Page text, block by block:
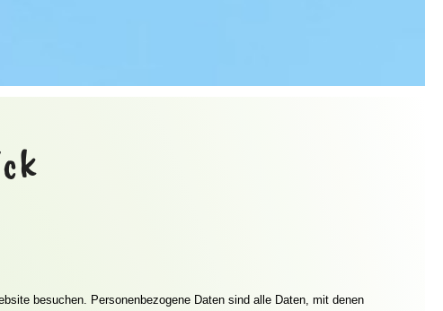
besuchen. Personenbezogene Daten sind alle Daten, mit denen